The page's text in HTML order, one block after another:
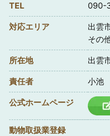
TEL 090-
対応エリア
出雲
その
所在地 出雲
責任者 小池
公式ホームページ
動物取扱業登録